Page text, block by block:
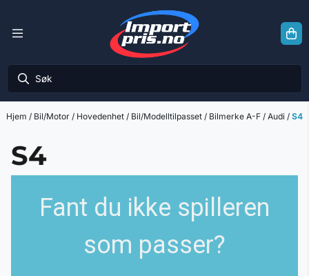
Hjem / Bil/Motor / Hovedenhet / Bil/Modelltilpasset / Bilmerke A-F / Audi / S4
S4
Fant du ikke spilleren
som passer?